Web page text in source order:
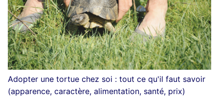
Adopter une tortue chez soi : tout ce qu'il faut savoir
(apparence, caractère, alimentation, santé, prix)